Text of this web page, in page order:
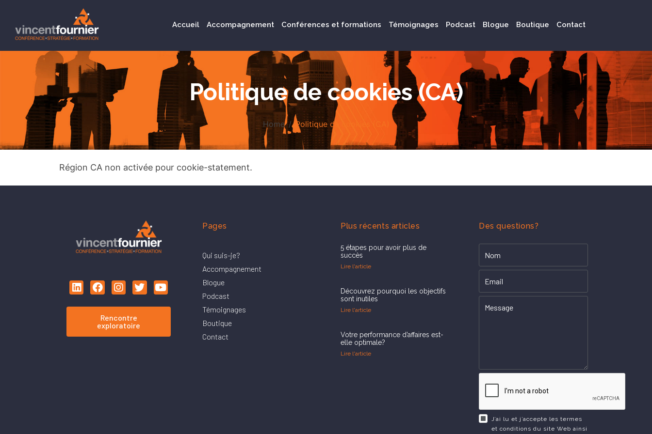
Accueil Accompagnement Conférences et formations Témoignages Podcast Blogue Boutique Contact
Politique de cookies (CA)
Home Politique de cookies (CA)
Région CA non activée pour cookie-statement.
Rencontre
exploratoire
Pages
Qui suis-je?
Accompagnement
Blogue
Podcast
Témoignages
Boutique
Contact
Plus récents articles
5 étapes pour avoir plus de
succès
Lire l'article
Découvrez pourquoi les objectifs
sont inutiles
Lire l'article
Votre performance d’affaires est-
elle optimale?
Lire l'article
Des questions?
J’ai lu et j’accepte les termes
et conditions du site Web ainsi